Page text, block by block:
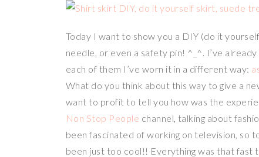
Today I want to show you a DIY (do it
needle, or even a safety pin! ^_^. I’ve
each of them I’ve worn it in a different way:
What do you think about this way to give a
want to profit to tell you how was the
Non Stop People channel, talking about
been fascinated of working on television, so
been just too cool!! Everything was that fast